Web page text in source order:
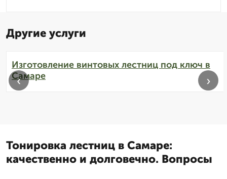
Другие услуги
Изготовление винтовых лестниц под ключ в
Самаре
‹ ›
Тонировка лестниц в Самаре:
качественно и долговечно. Вопросы